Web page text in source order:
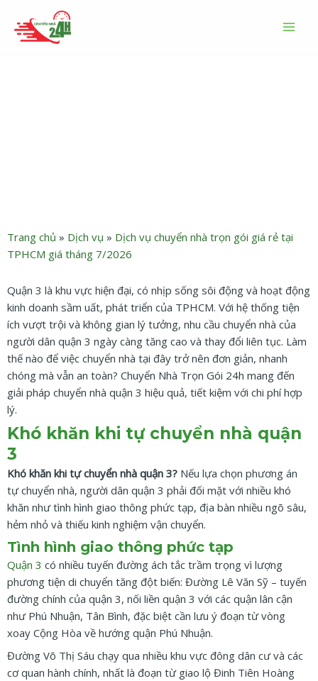
Trang chủ » Dịch vụ » Dịch vụ chuyển nhà trọn gói giá rẻ tại
TPHCM giá tháng 7/2026
Quận 3 là khu vực hiện đại, có nhịp sống sôi động và hoạt động
kinh doanh sầm uất, phát triển của TPHCM. Với hệ thống tiện
ích vượt trội và không gian lý tưởng, nhu cầu chuyển nhà của
người dân quận 3 ngày càng tăng cao và thay đổi liên tục. Làm
thế nào để việc chuyển nhà tại đây trở nên đơn giản, nhanh
chóng mà vẫn an toàn? Chuyển Nhà Trọn Gói 24h mang đến
giải pháp chuyển nhà quận 3 hiệu quả, tiết kiệm với chi phí hợp
lý.
Khó khăn khi tự chuyển nhà quận
3
Khó khăn khi tự chuyển nhà quận 3? Nếu lựa chọn phương án
tự chuyển nhà, người dân quận 3 phải đối mặt với nhiều khó
khăn như tình hình giao thông phức tạp, địa bàn nhiều ngõ sâu,
hẻm nhỏ và thiếu kinh nghiệm vận chuyển.
Tình hình giao thông phức tạp
Quận 3 có nhiều tuyến đường ách tắc trầm trọng vì lượng
phương tiện di chuyển tăng đột biến: Đường Lê Văn Sỹ – tuyến
đường chính của quận 3, nối liền quận 3 với các quận lân cận
như Phú Nhuận, Tân Bình, đặc biệt cần lưu ý đoạn từ vòng
xoay Cộng Hòa về hướng quận Phú Nhuận.
Đường Võ Thị Sáu chạy qua nhiều khu vực đông dân cư và các
cơ quan hành chính, nhất là đoạn từ giao lộ Đinh Tiên Hoàng